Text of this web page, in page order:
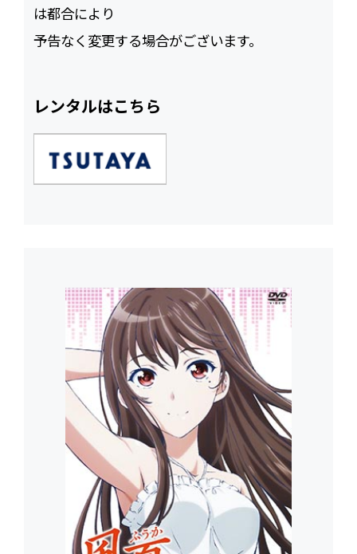
は都合により
予告なく変更する場合がございます。
レンタルはこちら